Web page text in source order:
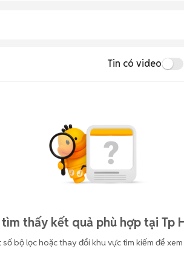
Tin có video
thấy kết quả phù hợp tại Tp
bộ lọc hoặc thay đổi khu vực tìm kiếm để